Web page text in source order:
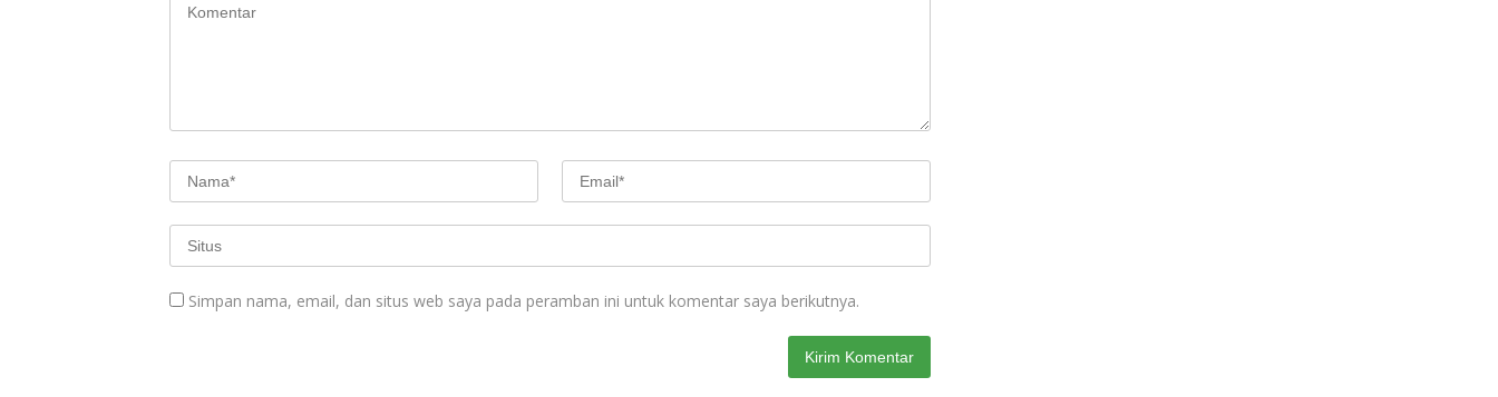
Simpan nama, email, dan situs web saya pada peramban ini untuk komentar saya berikutnya.